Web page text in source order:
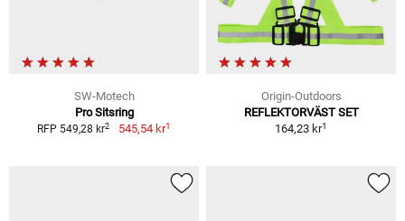
SW-Motech
Pro Sitsring
RFP 549,28 kr2 545,54 kr1
Origin-Outdoors
REFLEKTORVÄST SET
164,23 kr1